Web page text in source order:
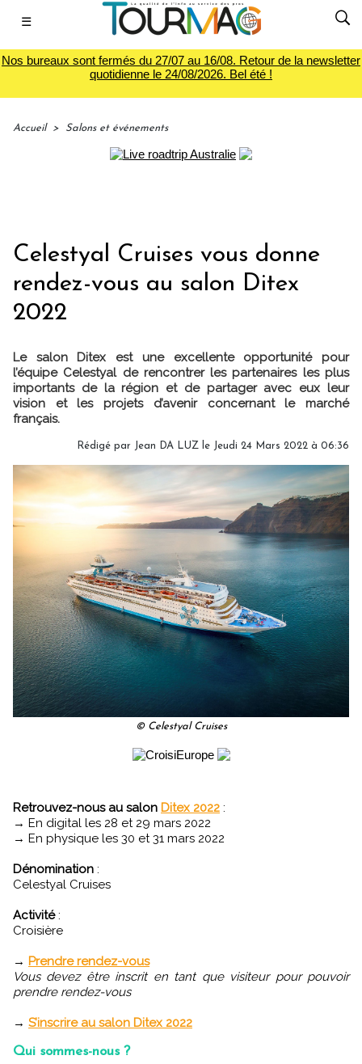
☰
Nos bureaux sont fermés du 27/07 au 16/08. Retour de la newsletter
quotidienne le 24/08/2026. Bel été !
Accueil > Salons et événements
Celestyal Cruises vous donne
rendez-vous au salon Ditex
2022
Le salon Ditex est une excellente opportunité pour
l’équipe Celestyal de rencontrer les partenaires les plus
importants de la région et de partager avec eux leur
vision et les projets d’avenir concernant le marché
français.
Rédigé par Jean DA LUZ le Jeudi 24 Mars 2022 à 06:36
© Celestyal Cruises
Retrouvez-nous au salon Ditex 2022 :
→ En digital les 28 et 29 mars 2022
→ En physique les 30 et 31 mars 2022
Dénomination :
Celestyal Cruises
Activité:
Croisière
→ Prendre rendez-vous
Vous devez être inscrit en tant que visiteur pour pouvoir
prendre rendez-vous
→ S’inscrire au salon Ditex 2022
Qui sommes-nous ?